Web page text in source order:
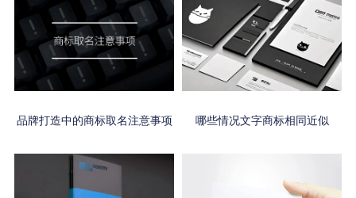
品牌打造中的商标取名注意事项 哪些情况文字商标相同近似